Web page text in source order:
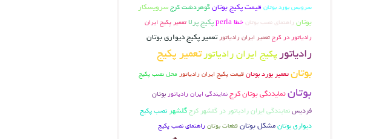
سرویس بورد بوتان قیمت پکیج بوتانگوهردشت کرجسرویسکار
بوتان راهنمای نصب بوتان خطا perla پکیج پرلاتعمیر پکیج ایران
رادیاتور در کرجتعمیر ایران رادیاتور تعمیر پکیج دیواری بوتان
رادیاتورپکیج ایران رادیاتورتعمیر پکیج
بوتانتعمیر بورد بوتانقیمت پکیج ایران رادیاتور محل نصب پکیج
بوتاننمایدنگی بوتان کرجنمایندگی ایران رادیاتور بوتان
فردیسنمایندگی ایران رادیاتور در گلشهر کرجگلشهر نصب پکیج
دیواری بوتانمشکل بوتانقطعات بوتانراهنمای نصب پکیج